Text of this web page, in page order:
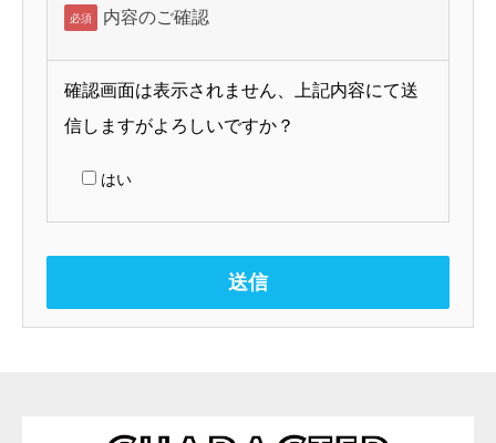
必須 内容のご確認
確認画面は表示されません、上記内容にて送
信しますがよろしいですか？
はい